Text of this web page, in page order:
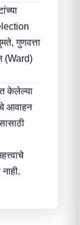
गुणवत्ता
(Ward)
केलेल्या
आवाहन